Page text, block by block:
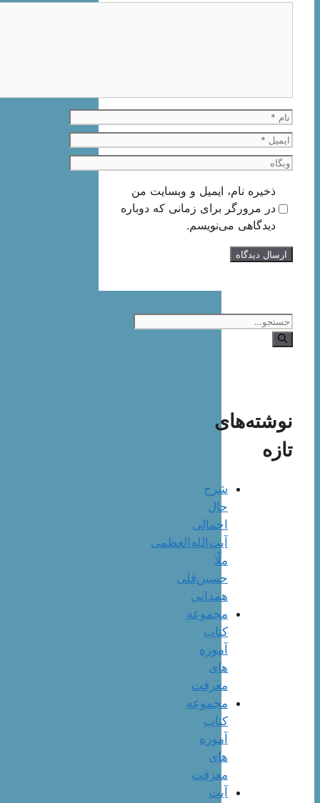
نام
ایمیل
وبگاه
ذخیره نام، ایمیل و وبسایت من
در مرورگر برای زمانی که دوباره
دیدگاهی می‌نویسم.
جستجوی
نوشته‌های
تازه
شرح
حال
اجمالی
آیت‌الله‌العظمی
ملّا
حسین‌قلی
همدانی
مجموعه
کتاب
آموزه
های
معرفت
مجموعه
کتاب
آموزه
های
معرفت
آیت